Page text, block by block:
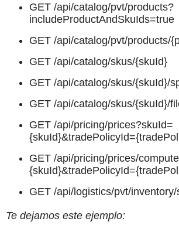
GET /api/catalog/pvt/products?
includeProductAndSkuIds=true
GET /api/catalog/pvt/products/
GET /api/catalog/skus/{skuId}
GET /api/catalog/skus/{skuId}/
GET /api/catalog/skus/{skuId}/
GET /api/pricing/prices?skuId=
GET /api/pricing/prices/
GET /api/logistics/pvt/
Te dejamos este ejemplo: